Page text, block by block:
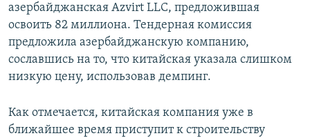
азербайджанская Azvirt LLC, предложившая
освоить 82 миллиона. Тендерная комиссия
предложила азербайджанскую компанию,
сославшись на то, что китайская указала слишком
низкую цену, использовав демпинг.
Как отмечается, китайская компания уже в
ближайшее время приступит к строительству